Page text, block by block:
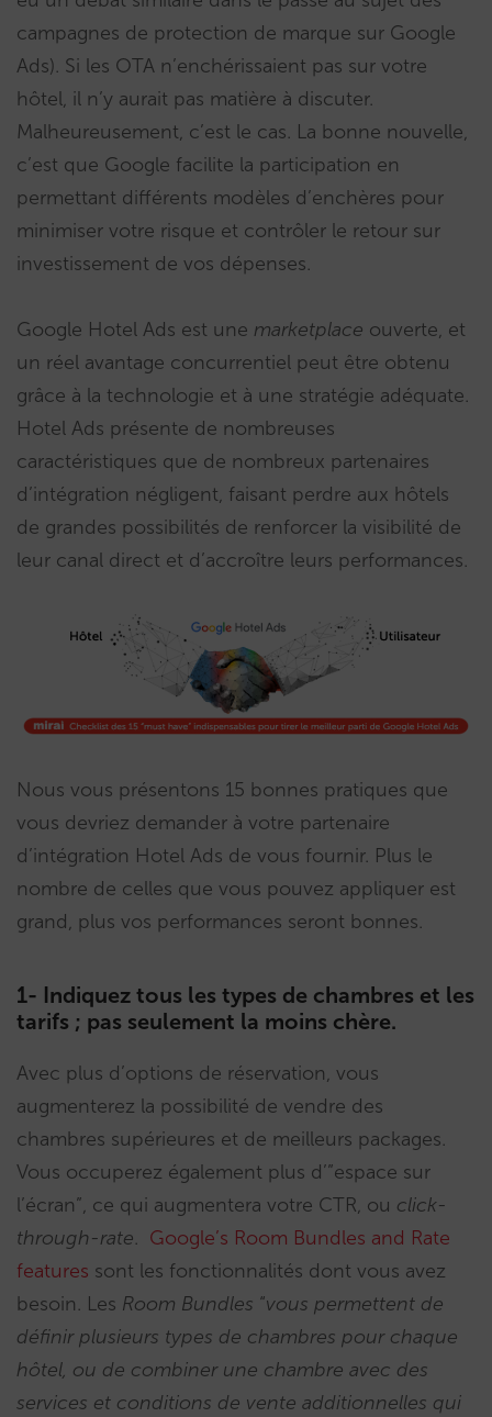
campagnes de protection de marque sur Google
Ads). Si les OTA n’enchérissaient pas sur votre
hôtel, il n’y aurait pas matière à discuter.
Malheureusement, c’est le cas. La bonne nouvelle,
c’est que Google facilite la participation en
permettant différents modèles d’enchères pour
minimiser votre risque et contrôler le retour sur
investissement de vos dépenses.
Google Hotel Ads est une marketplace ouverte, et
un réel avantage concurrentiel peut être obtenu
grâce à la technologie et à une stratégie adéquate.
Hotel Ads présente de nombreuses
caractéristiques que de nombreux partenaires
d’intégration négligent, faisant perdre aux hôtels
de grandes possibilités de renforcer la visibilité de
leur canal direct et d’accroître leurs performances.
Nous vous présentons 15 bonnes pratiques que
vous devriez demander à votre partenaire
d’intégration Hotel Ads de vous fournir. Plus le
nombre de celles que vous pouvez appliquer est
grand, plus vos performances seront bonnes.
1- Indiquez tous les types de chambres et les
tarifs ; pas seulement la moins chère.
Avec plus d’options de réservation, vous
augmenterez la possibilité de vendre des
chambres supérieures et de meilleurs packages.
Vous occuperez également plus d’”espace sur
l’écran”, ce qui augmentera votre CTR, ou click-
through-rate. Google’s Room Bundles and Rate
features sont les fonctionnalités dont vous avez
besoin. Les Room Bundles “vous permettent de
définir plusieurs types de chambres pour chaque
hôtel, ou de combiner une chambre avec des
services et conditions de vente additionnelles qui